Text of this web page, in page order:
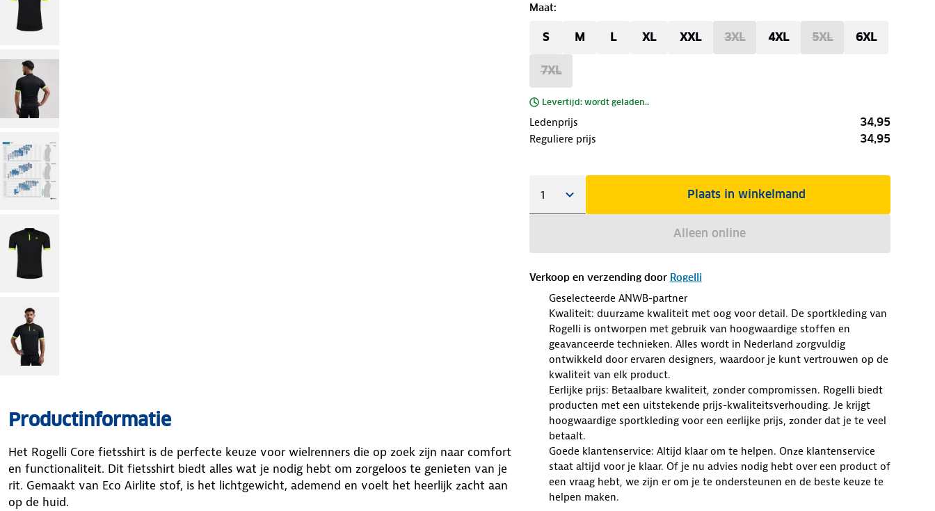
Maat:
S M L XL XXL 3XL 4XL 5XL 6XL
7XL
Levertijd: wordt geladen..
Ledenprijs 34,95
Reguliere prijs 34,95
Plaats in winkelmand
Alleen online
Verkoop en verzending door Rogelli
Geselecteerde ANWB-partner
Kwaliteit: duurzame kwaliteit met oog voor detail. De sportkleding van
Rogelli is ontworpen met gebruik van hoogwaardige stoffen en
geavanceerde technieken. Alles wordt in Nederland zorgvuldig
ontwikkeld door ervaren designers, waardoor je kunt vertrouwen op de
kwaliteit van elk product.
Eerlijke prijs: Betaalbare kwaliteit, zonder compromissen. Rogelli biedt
producten met een uitstekende prijs-kwaliteitsverhouding. Je krijgt
hoogwaardige sportkleding voor een eerlijke prijs, zonder dat je te veel
betaalt.
Goede klantenservice: Altijd klaar om te helpen. Onze klantenservice
staat altijd voor je klaar. Of je nu advies nodig hebt over een product of
een vraag hebt, we zijn er om je te ondersteunen en de beste keuze te
helpen maken.
Productinformatie
Het Rogelli Core fietsshirt is de perfecte keuze voor wielrenners die op zoek zijn naar comfort
en functionaliteit. Dit fietsshirt biedt alles wat je nodig hebt om zorgeloos te genieten van je
rit. Gemaakt van Eco Airlite stof, is het lichtgewicht, ademend en voelt het heerlijk zacht aan
op de huid.